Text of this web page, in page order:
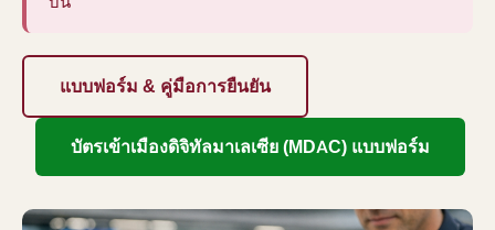
แบบฟอร์ม & คู่มือการยืนยัน
บัตรเข้าเมืองดิจิทัลมาเลเซีย (MDAC) แบบฟอร์ม